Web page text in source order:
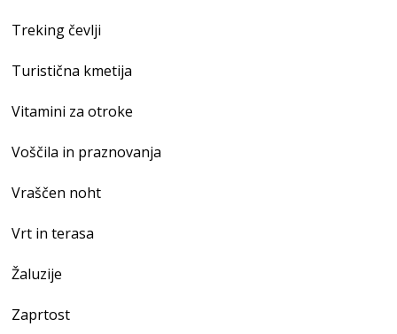
Treking čevlji
Turistična kmetija
Vitamini za otroke
Voščila in praznovanja
Vraščen noht
Vrt in terasa
Žaluzije
Zaprtost